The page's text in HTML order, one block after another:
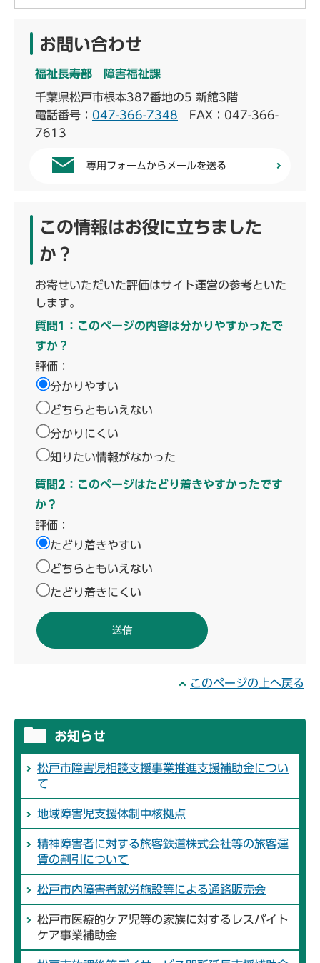
お問い合わせ
福祉長寿部 障害福祉課
千葉県松戸市根本387番地の5 新館3階
電話番号： 047-366-7348 FAX：047-366-
7613
専用フォームからメールを送る
この情報はお役に立ちました
か？
お寄せいただいた評価はサイト運営の参考といた
します。
質問1：このページの内容は分かりやすかったで
すか？
評価：
分かりやすい
どちらともいえない
分かりにくい
知りたい情報がなかった
質問2：このページはたどり着きやすかったです
か？
評価：
たどり着きやすい
どちらともいえない
たどり着きにくい
このページの上へ戻る
お知らせ
松戸市障害児相談支援事業推進支援補助金につい
て
地域障害児支援体制中核拠点
精神障害者に対する旅客鉄道株式会社等の旅客運
賃の割引について
松戸市内障害者就労施設等による通路販売会
松戸市医療的ケア児等の家族に対するレスパイト
ケア事業補助金